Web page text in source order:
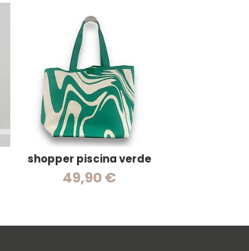
shopper piscina verde
49,90 €